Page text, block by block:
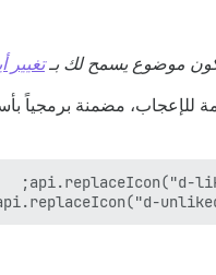
موضوع يسمح لك بـتغيير